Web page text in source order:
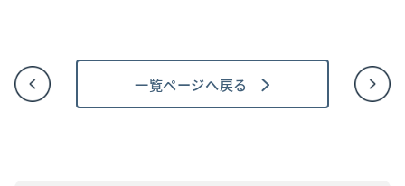
一覧ページへ戻る